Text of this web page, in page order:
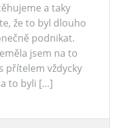
a taky
že to byl dlouho
podnikat.
jsem na to
přítelem vždycky
to byli […]